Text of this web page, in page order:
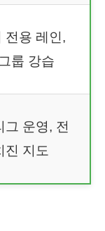
전용 레인,
룹 강습
그 운영, 전
진 지도